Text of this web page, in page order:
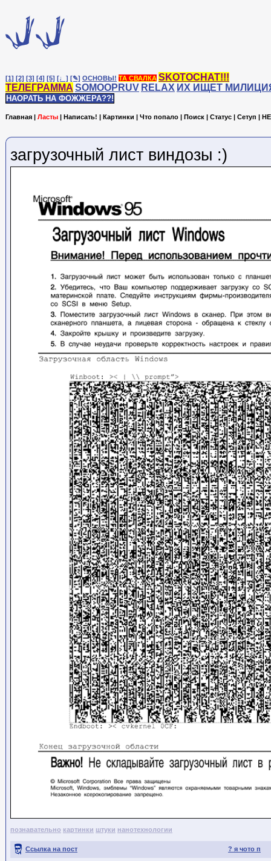
[1] [2] [3] [4] [5] [♩] [✎] ОСНОВЫ! ТА СВАЛКА SKOTOCHAT!!!
ТЕЛЕГРАММА SOMOOPRUV RELAX ИХ ИЩЕТ
НАОРАТЬ НА ФОЖЖЕРА??!
Главная | Ласты | Написать! | Картинки | Что попало | Поиск | Статус | Сетуп |
загрузочный лист виндозы :)
познавательно картинки штуки нанотехнологии
? я чото п
Ссылка на пост